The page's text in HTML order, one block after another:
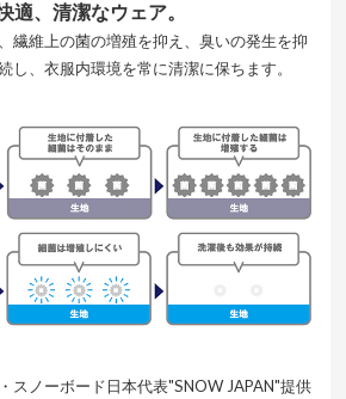
適、清潔なウェア。
繊維上の菌の増殖を抑え、臭いの発生を抑
し、衣服内環境を常に清潔に保ちます。
スノーボード日本代表"SNOW JAPAN"提供